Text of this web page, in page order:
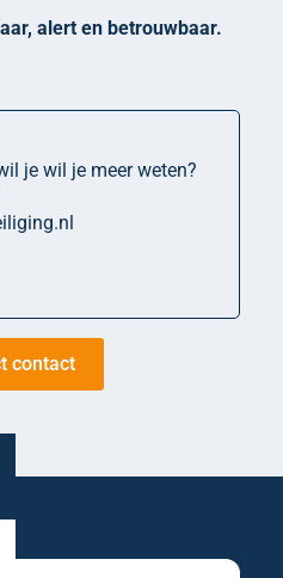
alert en betrouwbaar.
je wil je meer weten?
contact